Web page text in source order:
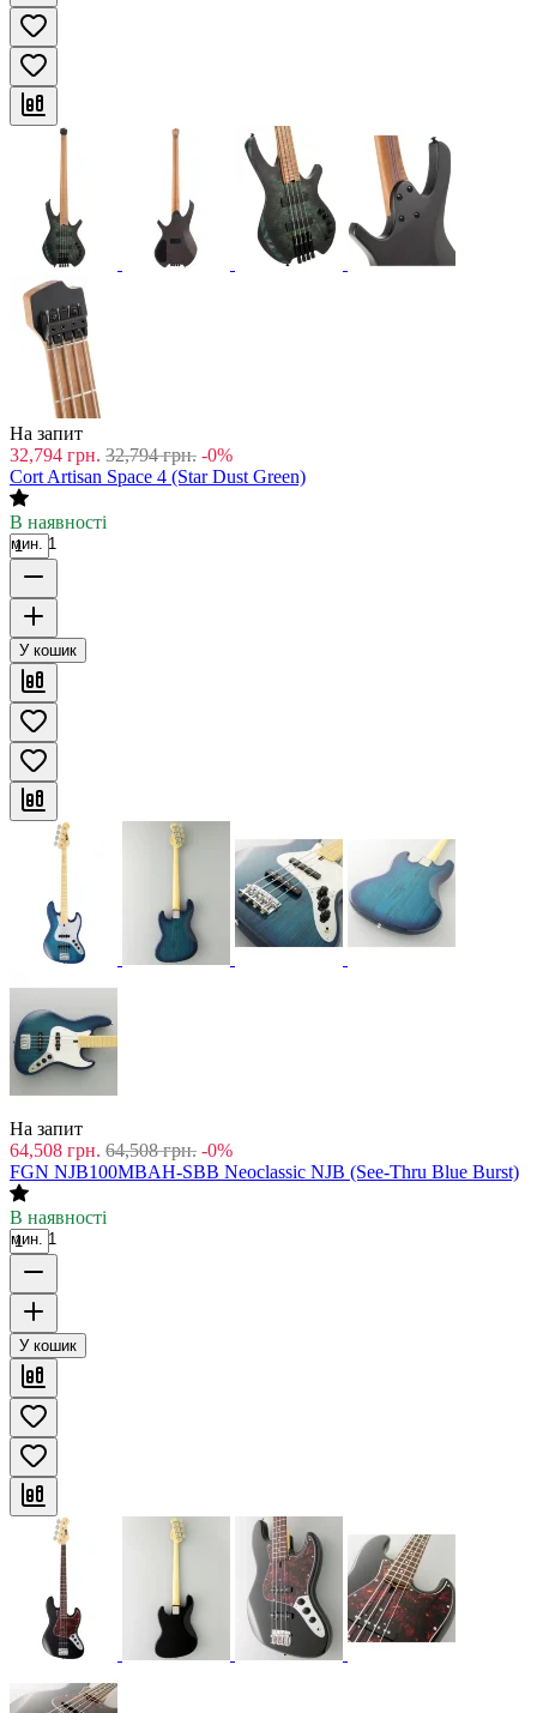
На запит
32,794 грн. 32,794 грн. -0%
Cort Artisan Space 4 (Star Dust Green)
В наявності
мин. 1
У кошик
На запит
64,508 грн. 64,508 грн. -0%
FGN NJB100MBAH-SBB Neoclassic NJB (See-Thru Blue Burst)
В наявності
мин. 1
У кошик